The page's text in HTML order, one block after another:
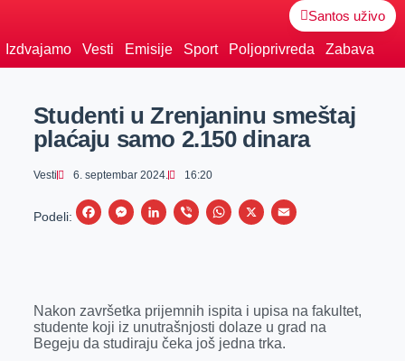
Santos uživo
Izdvajamo Vesti Emisije Sport Poljoprivreda Zabava
Studenti u Zrenjaninu smeštaj
plaćaju samo 2.150 dinara
Vesti 6. septembar 2024. 16:20
Podeli:
F
b
o
M
e
n
L
e
d
V
r
W
s
A
X
E
l
Nakon završetka prijemnih ispita i upisa na fakultet,
studente koji iz unutrašnjosti dolaze u grad na
Begeju da studiraju čeka još jedna trka.